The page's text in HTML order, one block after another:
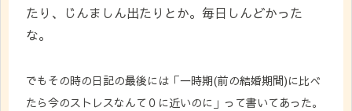
たり、じんましん出たりとか。毎日しんどかった
な。
でもその時の日記の最後には「一時期(前の結婚期間)に比べ
たら今のストレスなんて０に近いのに」って書いてあった。